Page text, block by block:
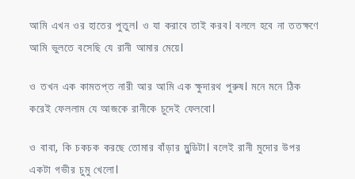
আমি এখন ওর হাতের পুতুল। ও যা করাবে তাই করব। বললে হবে না ততক্ষণে
আমি ভুলতে বসেছি যে রানী আমার মেয়ে।
ও তখন এক কামতপ্ত নারী আর আমি এক ক্ষুদারথ পুরুষ। মনে মনে ঠিক
করেই ফেললাম যে আজকে রানীকে চুদেই ফেলবো।
ও বাবা, কি চকচক করছে তোমার বাঁড়ার মুন্ডিটা। বলেই রানী মুদোর উপর
একটা গভীর চুমু খেলো।